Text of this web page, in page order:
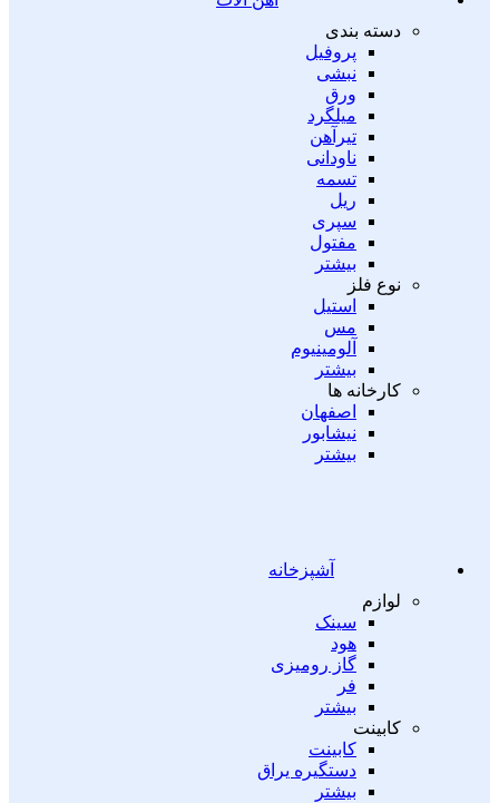
دسته بندی
پروفیل
نبشی
ورق
میلگرد
تیرآهن
ناودانی
تسمه
ریل
سپری
مفتول
بیشتر
نوع فلز
استیل
مس
آلومینیوم
بیشتر
کارخانه ها
اصفهان
نیشابور
بیشتر
آشپزخانه
لوازم
سینک
هود
گاز رومیزی
فر
بیشتر
کابینت
کابینت
دستگیره یراق
بیشتر